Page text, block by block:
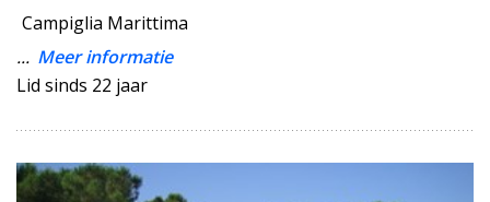
Campiglia Marittima
... Meer informatie
Lid sinds 22 jaar